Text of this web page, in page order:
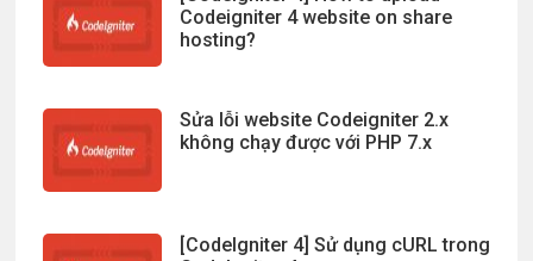
Codeigniter 4 website on share
hosting?
Sửa lỗi website Codeigniter 2.x
không chạy được với PHP 7.x
[CodeIgniter 4] Sử dụng cURL trong